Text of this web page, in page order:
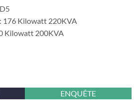
176 Kilowatt 220KVA
Kilowatt 200KVA
ENQUÊTE